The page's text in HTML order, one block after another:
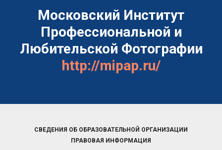
Московский Институт
Профессиональной и
Любительской Фотографии
http://mipap.ru/
СВЕДЕНИЯ ОБ ОБРАЗОВАТЕЛЬНОЙ ОРГАНИЗАЦИИ
ПРАВОВАЯ ИНФОРМАЦИЯ